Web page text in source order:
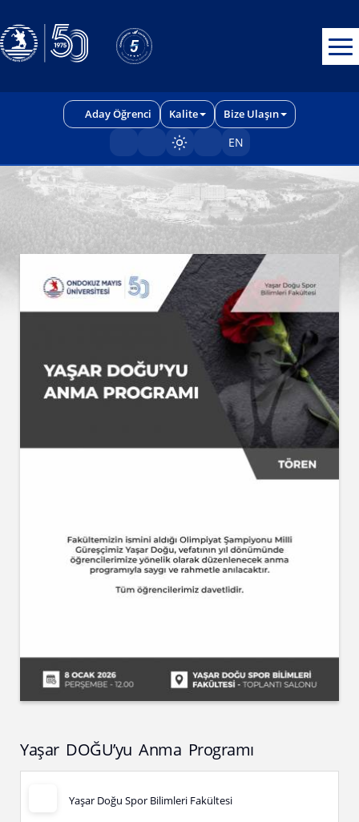
Aday Öğrenci Kalite Bize Ulaşın
Sayfayı karart/aç
EN
Yaşar DOĞU’yu Anma Programı
Yaşar Doğu Spor Bilimleri Fakültesi